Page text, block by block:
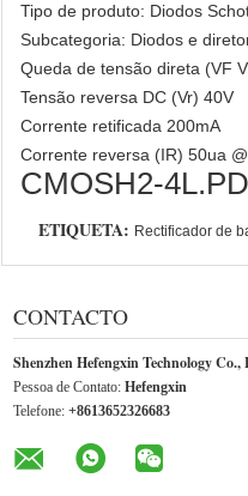
Tipo de produto: Diodos
Subcategoria: Diodos e
Queda de tensão direta (VF
Tensão reversa DC (Vr) 40V
Corrente retificada 200mA
Corrente reversa (IR) 50ua
CMOSH2-
ETIQUETA: Rectificador de
CONTACTO
Shenzhen Hefengxin Technology Co.,
Pessoa de Contato: Hefengxin
Telefone: +8613652326683